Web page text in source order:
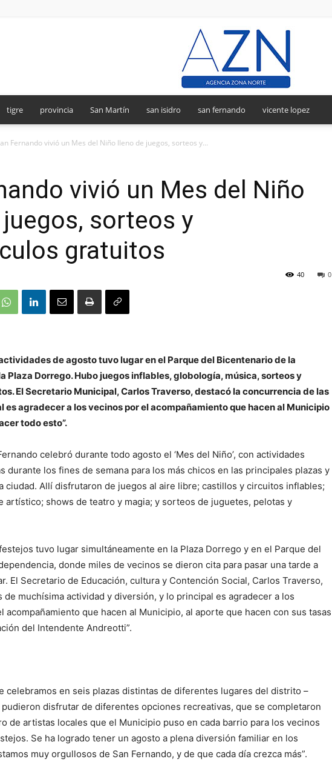
tigre provincia San Martín san isidro san fernando vicente lopez
Fernando vivió un Mes del Niño lleno de juegos, sorteos y...
vivió un Mes del Niño
juegos, sorteos y
gratuitos
0
40
de agosto tuvo lugar en el Parque del Bicentenario de la
Plaza Dorrego. Hubo juegos inflables, globología, música, sorteos y
El Secretario Municipal, Carlos Traverso, destacó la concurrencia de las
es agradecer a los vecinos por el acompañamiento que hacen al Municipio
todo esto”.
celebró durante todo agosto el ‘Mes del Niño’, con actividades
durante los fines de semana para los más chicos en las principales plazas y
ciudad. Allí disfrutaron de juegos al aire libre; castillos y circuitos inflables;
artístico; shows de teatro y magia; y sorteos de juguetes, pelotas y
tuvo lugar simultáneamente en la Plaza Dorrego y en el Parque del
donde miles de vecinos se dieron cita para pasar una tarde a
El Secretario de Educación, cultura y Contención Social, Carlos Traverso,
de muchísima actividad y diversión, y lo principal es agradecer a los
acompañamiento que hacen al Municipio, al aporte que hacen con sus tasas
del Intendente Andreotti”.
celebramos en seis plazas distintas de diferentes lugares del distrito –
disfrutar de diferentes opciones recreativas, que se completaron
de artistas locales que el Municipio puso en cada barrio para los vecinos
Se ha logrado tener un agosto a plena diversión familiar en los
muy orgullosos de San Fernando, y de que cada día crezca más”.